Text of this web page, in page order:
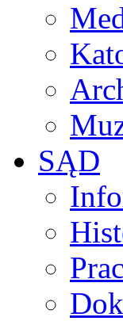
SĄD